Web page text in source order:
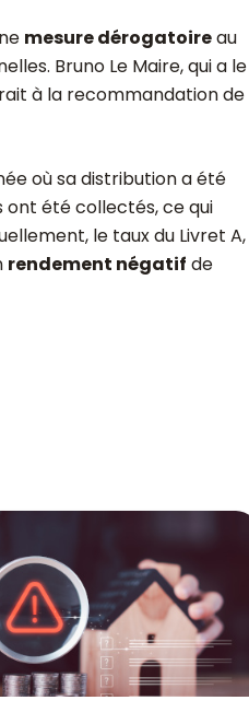
mesure dérogatoireau
Bruno Le Maire, qui a le
à la recommandation de
où sa distribution a été
ont été collectés, ce qui
le taux du Livret A,
rendement négatif de